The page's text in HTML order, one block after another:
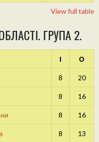
View full table
ГРУПА 2.
І О
8 20
8 16
8 16
8 13